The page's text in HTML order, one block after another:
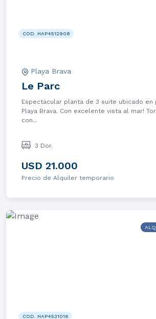
COD. HAP4512908
Playa Brava
Le Parc
Espectacular planta de 3 suite ubicado en
Playa Brava. Con excelente vista al mar!
con...
3 Dor.
USD 21.000
Precio de Alquiler temporario
COD. HAP4531016